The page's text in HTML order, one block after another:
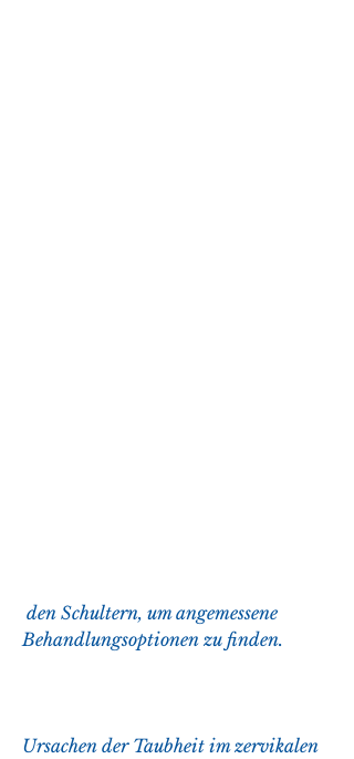
Behandlungsoptionen zu finden.
Ursachen der Taubheit im zervikalen